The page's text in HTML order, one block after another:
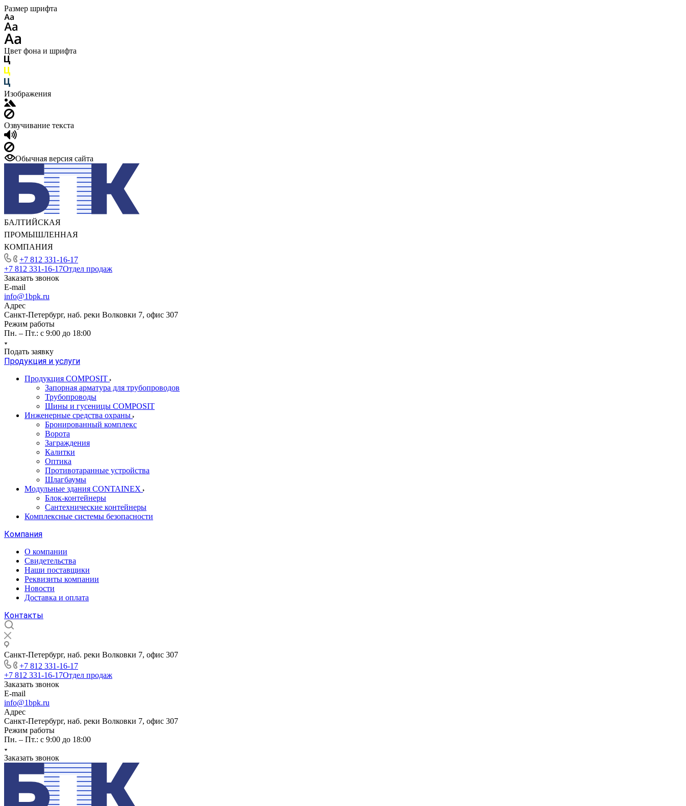
Размер шрифта
Цвет фона и шрифта
Изображения
Озвучивание текста
Обычная версия сайта
БАЛТИЙСКАЯ
ПРОМЫШЛЕННАЯ
КОМПАНИЯ
+7 812 331-16-17
+7 812 331-16-17Отдел продаж
Заказать звонок
E-mail
info@1bpk.ru
Адрес
Санкт-Петербург, наб. реки Волковки 7, офис 307
Режим работы
Пн. – Пт.: с 9:00 до 18:00
Подать заявку
Продукция и услуги
Продукция COMPOSIT
Запорная арматура для трубопроводов
Трубопроводы
Шины и гусеницы COMPOSIT
Инженерные средства охраны
Бронированный комплекс
Ворота
Заграждения
Калитки
Оптика
Противотаранные устройства
Шлагбаумы
Модульные здания CONTAINEX
Блок-контейнеры
Сантехнические контейнеры
Комплексные системы безопасности
Компания
О компании
Свидетельства
Наши поставщики
Реквизиты компании
Новости
Доставка и оплата
Контакты
Санкт-Петербург, наб. реки Волковки 7, офис 307
+7 812 331-16-17
+7 812 331-16-17Отдел продаж
Заказать звонок
E-mail
info@1bpk.ru
Адрес
Санкт-Петербург, наб. реки Волковки 7, офис 307
Режим работы
Пн. – Пт.: с 9:00 до 18:00
Заказать звонок